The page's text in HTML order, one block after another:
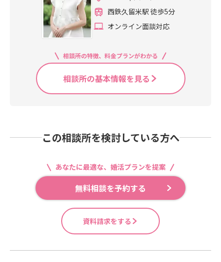
西鉄久留米駅 徒歩5分
オンライン面談対応
相談所の特徴、料金プランがわかる
相談所の基本情報を見る
この相談所を検討している方へ
あなたに最適な、婚活プランを提案
無料相談を予約する
資料請求をする